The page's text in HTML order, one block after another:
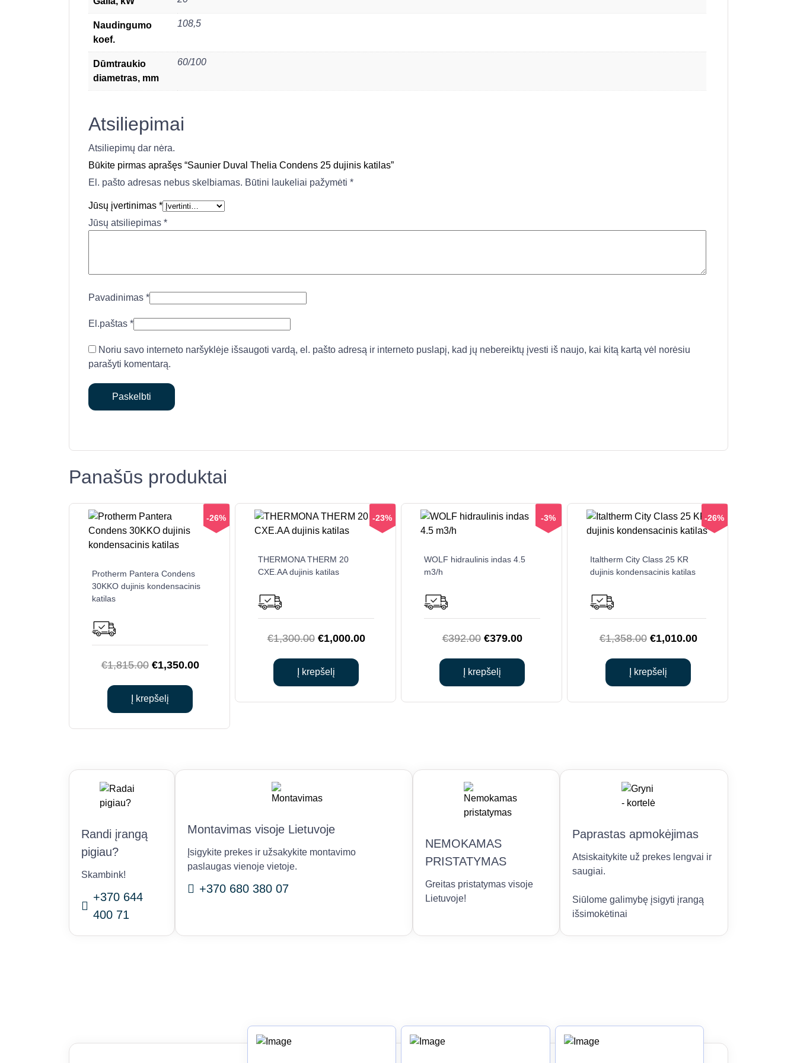
Naudingumo
koef.
108,5
Dūmtraukio
diametras, mm
60/100
Atsiliepimai
Atsiliepimų dar nėra.
Būkite pirmas aprašęs “Saunier Duval Thelia Condens 25 dujinis katilas”
El. pašto adresas nebus skelbiamas. Būtini laukeliai pažymėti *
Jūsų įvertinimas *
Jūsų atsiliepimas *
Pavadinimas *
El.paštas *
Noriu savo interneto naršyklėje išsaugoti vardą, el. pašto adresą ir interneto puslapį, kad jų nebereiktų įvesti iš naujo, kai kitą kartą vėl norėsiu
parašyti komentarą.
Panašūs produktai
-26%
Protherm Pantera Condens
30KKO dujinis kondensacinis
katilas
€1,815.00 Original
was:
€1,815.00.
€1,350.00Current
Į krepšelį
-23%
THERMONA THERM 20
CXE.AA dujinis katilas
€1,300.00 Original
was:
€1,300.00.
€1,000.00Current
Į krepšelį
-3%
WOLF hidraulinis indas 4.5
m3/h
€392.00 Original
was:
€392.00.
€379.00Current
€379.00.
Į krepšelį
-26%
Italtherm City Class 25 KR
dujinis kondensacinis katilas
€1,358.00 Original
was:
€1,358.00.
€1,010.00Current
Į krepšelį
Randi įrangą
pigiau?
Skambink!
+370 644
400 71
Montavimas visoje Lietuvoje
Įsigykite prekes ir užsakykite montavimo
paslaugas vienoje vietoje.
+370 680 380 07
NEMOKAMAS
PRISTATYMAS
Greitas pristatymas visoje
Lietuvoje!
Paprastas apmokėjimas
Atsiskaitykite už prekes lengvai ir
saugiai.
Siūlome galimybę įsigyti įrangą
išsimokėtinai